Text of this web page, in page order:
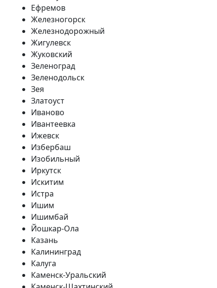
Ефремов
Железногорск
Железнодорожный
Жигулевск
Жуковский
Зеленоград
Зеленодольск
Зея
Златоуст
Иваново
Ивантеевка
Ижевск
Избербаш
Изобильный
Иркутск
Искитим
Истра
Ишим
Ишимбай
Йошкар-Ола
Казань
Калининград
Калуга
Каменск-Уральский